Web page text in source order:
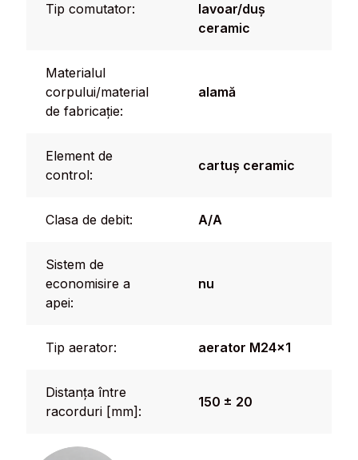
Tip comutator:
lavoar/duș
ceramic
Materialul
corpului/material
de fabricație:
alamă
Element de
control:
cartuș ceramic
Clasa de debit: A/A
Sistem de
economisire a
apei:
nu
Tip aerator: aerator M24x1
Distanța între
racorduri [mm]:
150 ± 20